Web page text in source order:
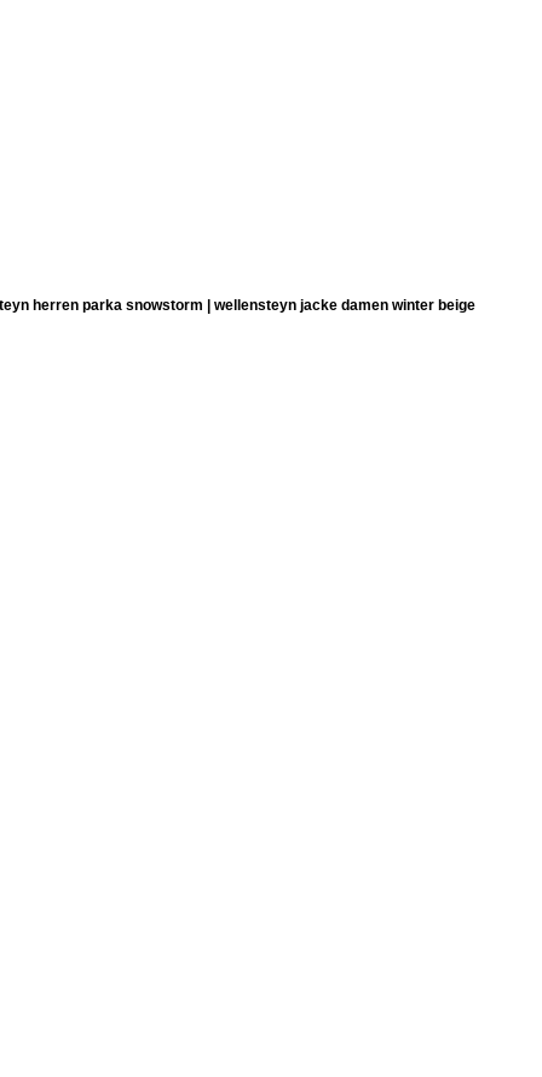
herren parka snowstorm | wellensteyn jacke damen winter beige